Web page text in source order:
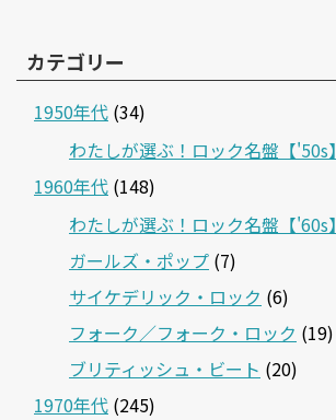
カテゴリー
1950年代 (34)
わたしが選ぶ！ロック名盤【'50s】
1960年代 (148)
わたしが選ぶ！ロック名盤【'60s】
ガールズ・ポップ (7)
サイケデリック・ロック (6)
フォーク／フォーク・ロック (19)
ブリティッシュ・ビート (20)
1970年代 (245)